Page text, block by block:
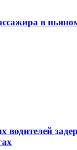
в
водителей